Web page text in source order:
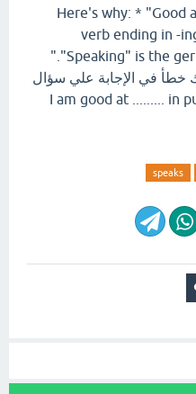
Here's why: * "Good
verb ending in -
"Speaking" is the
خطأ في الإجابة علي سؤال
I am good at ......... in
speaks